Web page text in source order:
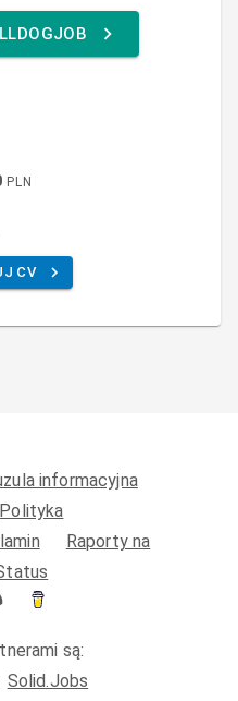
PLN
CV
informacyjna
Polityka
Raporty na
są:
Solid.Jobs